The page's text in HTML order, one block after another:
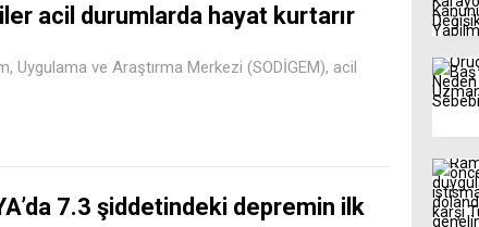
acil durumlarda hayat kurtarır
Uygulama ve Araştırma Merkezi (SODİGEM), acil
7.3 şiddetindeki depremin ilk